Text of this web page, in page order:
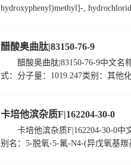
hydroxyphenyl)methyl]-,
醋酸奥曲肽|83150-76-9
醋酸奥曲肽|83150-76-9中文名
式：分子量：1019.247类别：其他
卡培他滨杂质F|162204-30-0
卡培他滨杂质F|162204-30-0
别名：5-脱氧-5-氟-N4-(异戊氧基